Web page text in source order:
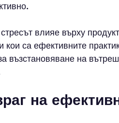
влияе върху
са ефективните
възстановяване на
на